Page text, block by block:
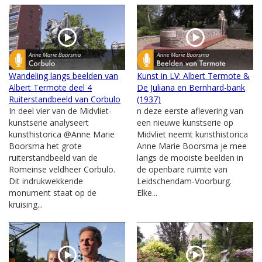
Wandeling langs beelden van
Albert Termote deel 4
Ruiterstandbeeld van Corbulo
In deel vier van de Midvliet-
kunstserie analyseert
kunsthistorica @Anne Marie
Boorsma het grote
ruiterstandbeeld van de
Romeinse veldheer Corbulo.
Dit indrukwekkende
monument staat op de
kruising...
Kunst in LV: Albert Termote &
De Juliana en Bernhard-bank
(1937)
n deze eerste aflevering van
een nieuwe kunstserie op
Midvliet neemt kunsthistorica
Anne Marie Boorsma je mee
langs de mooiste beelden in
de openbare ruimte van
Leidschendam-Voorburg.
Elke...